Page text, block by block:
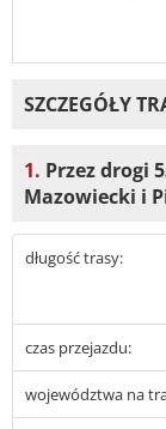
SZCZEGÓŁY
1. Przez drogi
Mazowiecki i
długość trasy:
czas przejazdu:
województwa na